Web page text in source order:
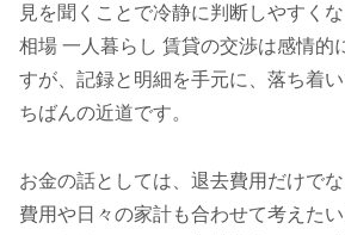
見を聞くことで冷静に判断しやすく
相場 一人暮らし 賃貸の交渉は感情的
すが、記録と明細を手元に、落ち着
ちばんの近道です。
お金の話としては、退去費用だけで
費用や日々の家計も合わせて考えた